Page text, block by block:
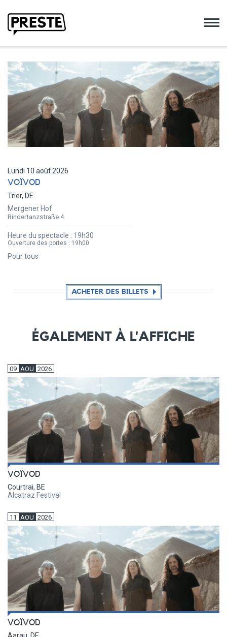
Lundi 10 août 2026
VOÏVOD
Trier, DE
Mergener Hof
Rindertanzstraße 4
Heure du spectacle : 19h30
Ouverture des portes : 19h00
Pour tous
ACHETER DES BILLETS
ÉGALEMENT À L'AFFICHE
09 AOU 2026
VOÏVOD
Courtrai, BE
Alcatraz Festival
11 AOU 2026
VOÏVOD